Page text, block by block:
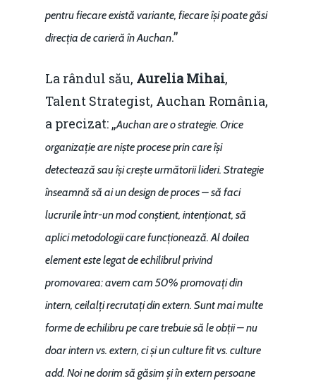
pentru fiecare există variante, fiecare își poate găsi
direcția de carieră în Auchan.”
La rândul său, Aurelia Mihai,
Talent Strategist, Auchan România,
a precizat: „Auchan are o strategie. Orice
organizație are niște procese prin care își
detectează sau își crește următorii lideri. Strategie
înseamnă să ai un design de proces – să faci
lucrurile într-un mod conștient, intenționat, să
aplici metodologii care funcționează. Al doilea
element este legat de echilibrul privind
promovarea: avem cam 50% promovați din
intern, ceilalți recrutați din extern. Sunt mai multe
forme de echilibru pe care trebuie să le obții – nu
doar intern vs. extern, ci și un culture fit vs. culture
add. Noi ne dorim să găsim și în extern persoane